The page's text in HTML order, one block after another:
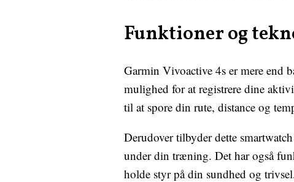
Funktioner og
Garmin Vivoactive 4s er mere end
mulighed for at registrere dine
til at spore din rute, distance og
Derudover tilbyder dette
under din træning. Det har også
holde styr på din sundhed og